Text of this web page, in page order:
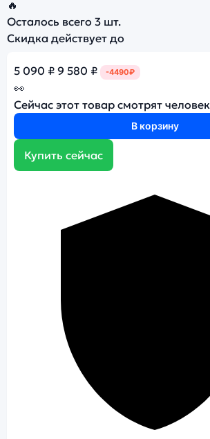
🔥
Осталось всего 3 шт.
Скидка действует до
5 090 ₽ 9 580 ₽ -4490₽
👀
Сейчас этот товар смотрят человек
В корзину
Купить сейчас